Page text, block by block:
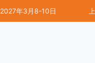
2027年3月8-10日